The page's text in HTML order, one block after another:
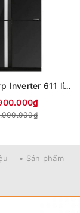
Tủ lạnh Sharp Inverter 611 lít Multi Door SJ-FXPI700VG-BK
• Sản phẩm